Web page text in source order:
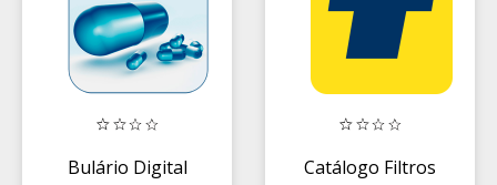
Bulário Digital
Catálogo Filtros